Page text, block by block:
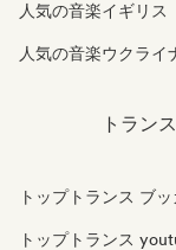
人気の音楽イギリス
人気の音楽ウクライ
トラン
トップトランス ブ
トップトランス